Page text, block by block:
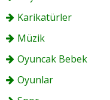
Karikatürler
Müzik
Oyuncak Bebek
Oyunlar